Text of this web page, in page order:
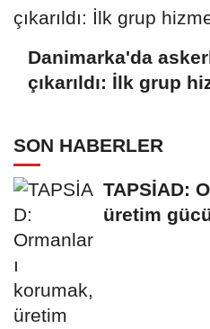
Danimarka'da
çıkarıldı: İlk grup
SON HABERLER
TAPSİAD:
üretim